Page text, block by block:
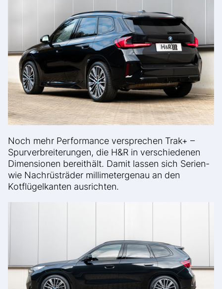
Noch mehr Performance versprechen Trak+ –
Spurverbreiterungen, die H&R in verschiedenen
Dimensionen bereithält. Damit lassen sich Serien-
wie Nachrüsträder millimetergenau an den
Kotflügelkanten ausrichten.